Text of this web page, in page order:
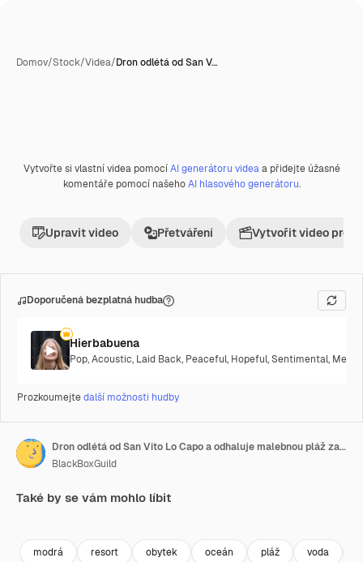
Domov/Stock/Videa/Dron odlétá od San V…
Premium
Vytvořte si vlastní videa pomocíAI generátoru videaa přidejte úžasné
komentáře pomocí našehoAI hlasového generátoru.
Upravit video Přetváření Vytvořit video
Doporučená bezplatná hudba
Hierbabuena
Pop,Acoustic, Laid Back, Peaceful, Hopeful,Sentimental,
Prozkoumejtedalší možnosti hudby
Dron odlétá od San Vito Lo Capo a odhaluje malebnou pláž za typického letního dne.
BlackBoxGuild
Také by se vám mohlo líbit
modrá resort obytek oceán pláž voda